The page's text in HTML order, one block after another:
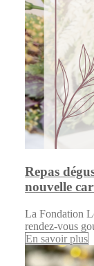
Repas
nouvelle
La Fondation
rendez-vous
En savoir plus